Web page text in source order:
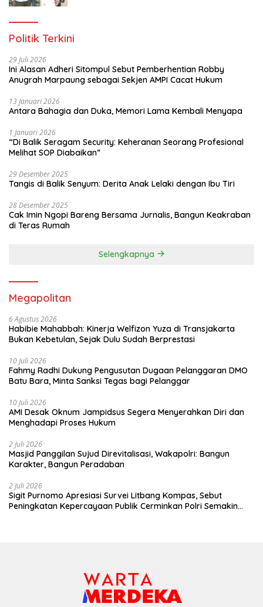
Politik Terkini
29 Juli 2026
Ini Alasan Adheri Sitompul Sebut Pemberhentian Robby
Anugrah Marpaung sebagai Sekjen AMPI Cacat Hukum
13 Januari 2026
Antara Bahagia dan Duka, Memori Lama Kembali Menyapa
1 Januari 2026
“Di Balik Seragam Security: Keheranan Seorang Profesional
Melihat SOP Diabaikan”
29 Desember 2025
Tangis di Balik Senyum: Derita Anak Lelaki dengan Ibu Tiri
28 Desember 2025
Cak Imin Ngopi Bareng Bersama Jurnalis, Bangun Keakraban
di Teras Rumah
Selengkapnya
Megapolitan
6 Agustus 2026
Habibie Mahabbah: Kinerja Welfizon Yuza di Transjakarta
Bukan Kebetulan, Sejak Dulu Sudah Berprestasi
10 Juli 2026
Fahmy Radhi Dukung Pengusutan Dugaan Pelanggaran DMO
Batu Bara, Minta Sanksi Tegas bagi Pelanggar
10 Juli 2026
AMI Desak Oknum Jampidsus Segera Menyerahkan Diri dan
Menghadapi Proses Hukum
2 Juli 2026
Masjid Panggilan Sujud Direvitalisasi, Wakapolri: Bangun
Karakter, Bangun Peradaban
2 Juli 2026
Sigit Purnomo Apresiasi Survei Litbang Kompas, Sebut
Peningkatan Kepercayaan Publik Cerminkan Polri Semakin